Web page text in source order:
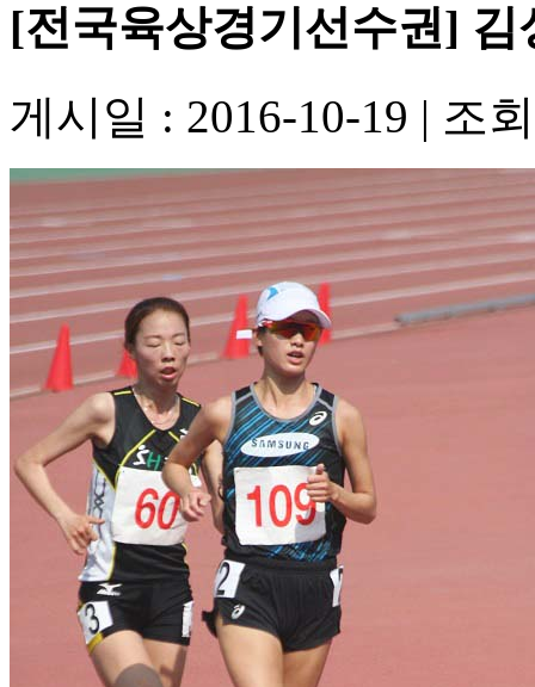
[전국육상경기선수권] 김
게시일 : 2016-10-19 | 조